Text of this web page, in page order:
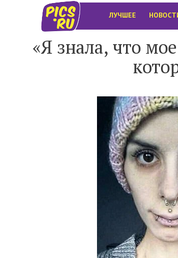
ЛУЧШЕЕ
«Я знала, что